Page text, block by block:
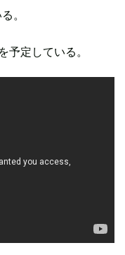
。
定している。